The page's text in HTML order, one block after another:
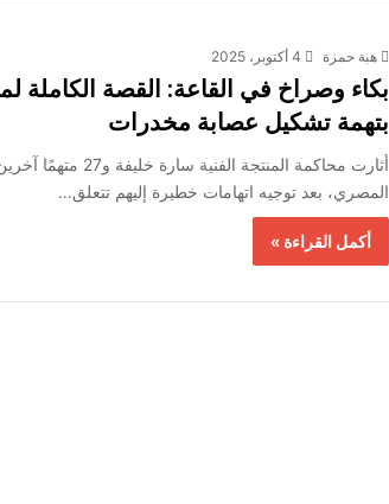
هبة حمزة 4 أكتوبر، 2025
بكاء وصراخ في القاعة: القصة الكاملة
بتهمة تشكيل عصابة مخدرات
أثارت محاكمة المنتجة
المصري، بعد توجيه اتهامات خطيرة إليهم تتعلق…
أكمل القراءة »